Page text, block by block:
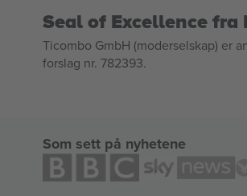
Seal of Excellence fra
Ticombo GmbH (moderselskap) er
forslag nr. 782393.
Som sett på nyhetene